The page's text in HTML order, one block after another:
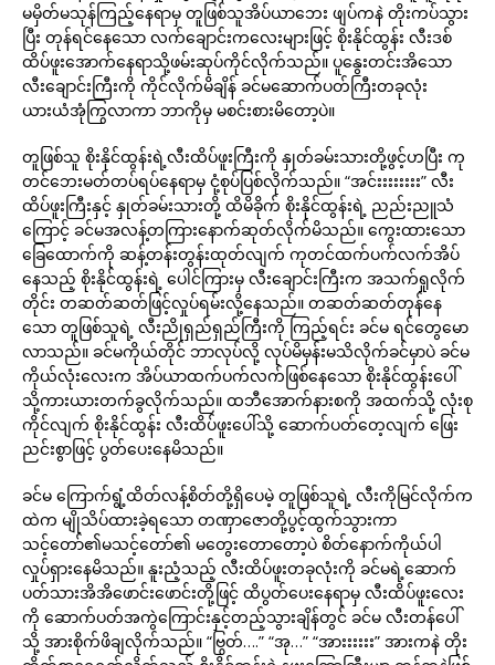
မမှိတ်မသုန်ကြည့်နေရာမှ တူဖြစ်သူအိပ်ယာဘေး ဖျပ်ကနဲ တိုးကပ်သွား
ပြီး တုန်ရင်နေသော လက်ချောင်းကလေးများဖြင့် စိုးနိုင်ထွန်း လီးဒစ်
ထိပ်ဖူးအောက်နေရာသို့ဖမ်းဆုပ်ကိုင်လိုက်သည်။ ပူနွေးတင်းအိသော
လီးချောင်းကြီးကို ကိုင်လိုက်မိချိန် ခင်မဆောက်ပတ်ကြီးတခုလုံး
ယားယံအုံကြွလာကာ ဘာကိုမှ မစင်းစားမိတော့ပဲ။
တူဖြစ်သူ စိုးနိုင်ထွန်းရဲ့လီးထိပ်ဖူးကြီးကို နှုတ်ခမ်းသားတို့ဖွင့်ဟပြီး ကု
တင်ဘေးမတ်တပ်ရပ်နေရာမှ ငုံ့စုပ်ပြစ်လိုက်သည်။ “အင်းးးးးးးး” လီး
ထိပ်ဖူးကြီးနှင့် နှုတ်ခမ်းသားတို့ ထိမိခိုက် စိုးနိုင်ထွန်းရဲ့ ညည်းညူသံ
ကြောင့် ခင်မအလန့်တကြားနောက်ဆုတ်လိုက်မိသည်။ ကွေးထားသော
ခြေထောက်ကို ဆန့်တန်းတွန်းထုတ်လျက် ကုတင်ထက်ပက်လက်အိပ်
နေသည့် စိုးနိုင်ထွန်းရဲ့ ပေါင်ကြားမှ လီးချောင်းကြီးက အသက်ရှုလိုက်
တိုင်း တဆတ်ဆတ်ဖြင့်လှုပ်ရမ်းလို့နေသည်။ တဆတ်ဆတ်တုန်နေ
သော တူဖြစ်သူရဲ့ လီးညိုရှည်ရှည်ကြီးကို ကြည့်ရင်း ခင်မ ရင်တွေမော
လာသည်။ ခင်မကိုယ်တိုင် ဘာလုပ်လို့ လုပ်မိမှန်းမသိလိုက်ခင်မှာပဲ ခင်မ
ကိုယ်လုံးလေးက အိပ်ယာထက်ပက်လက်ဖြစ်နေသော စိုးနိုင်ထွန်းပေါ်
သို့ကားယားတက်ခွလိုက်သည်။ ထဘီအောက်နားစကို အထက်သို့ လုံးစု
ကိုင်လျက် စိုးနိုင်ထွန်း လီးထိပ်ဖူးပေါ်သို့ ဆောက်ပတ်တေ့လျက် ဖြေး
ညင်းစွာဖြင့် ပွတ်ပေးနေမိသည်။
ခင်မ ကြောက်ရွံ့ထိတ်လန့်စိတ်တို့ရှိပေမဲ့ တူဖြစ်သူရဲ့ လီးကိုမြင်လိုက်က
ထဲက မျိုသိပ်ထားခဲ့ရသော တဏှာဇောတို့ပွင့်ထွက်သွားကာ
သင့်တော်၏မသင့်တော်၏ မတွေးတောတော့ပဲ စိတ်နောက်ကိုယ်ပါ
လှုပ်ရှားနေမိသည်။ နူးညံ့သည့် လီးထိပ်ဖူးတခုလုံးကို ခင်မရဲ့ဆောက်
ပတ်သားအိအိဖောင်းဖောင်းတို့ဖြင့် ထိပွတ်ပေးနေရာမှ လီးထိပ်ဖူးလေး
ကို ဆောက်ပတ်အကွဲကြောင်းနှင့်တည့်သွားချိန်တွင် ခင်မ လီးတန်ပေါ်
သို့ အားစိုက်ဖိချလိုက်သည်။ “ဗြွတ်….” “အု…” “အားးးးးး” အားကနဲ တိုး